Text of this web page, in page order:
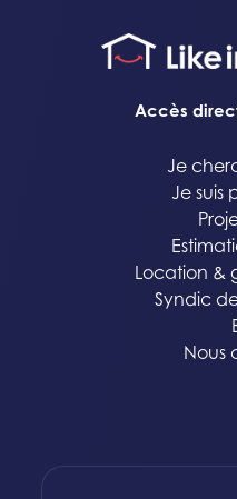
Accès
Je
Je suis
Location &
Syndic
Nous